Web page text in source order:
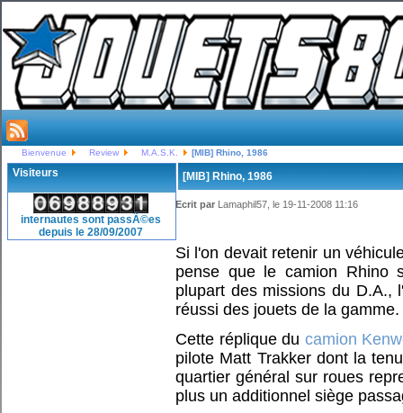
Bienvenue Review M.A.S.K. [MIB] Rhino, 1986
Visiteurs
internautes sont passÃ©es
depuis le 28/09/2007
[MIB] Rhino, 1986
Ecrit par Lamaphil57, le 19-11-2008 11:16
Si l'on devait retenir un
pense que le camion Rhino
plupart des missions du D.A.,
réussi des jouets de la gamme.
Cette réplique du camion
pilote Matt Trakker dont la
quartier général sur roues
plus un additionnel siège